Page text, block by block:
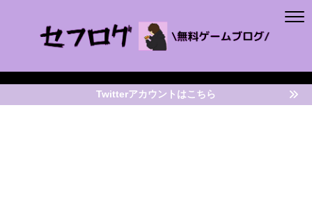
Twitterアカウントはこちら